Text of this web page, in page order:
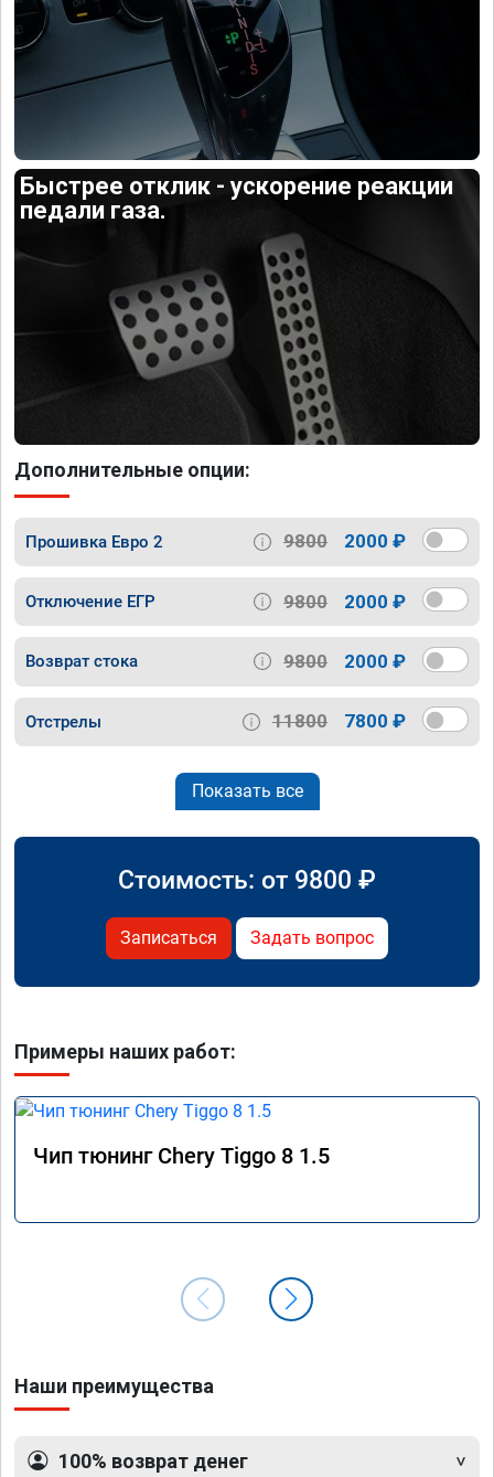
Быстрее отклик - ускорение реакции
педали газа.
Дополнительные опции:
Прошивка Евро 2 9800 2000 ₽
Отключение ЕГР 9800 2000 ₽
Возврат стока 9800 2000 ₽
Отстрелы 11800 7800 ₽
Показать все
Стоимость: от 9800 ₽
Записаться Задать вопрос
Примеры наших работ:
Чип тюнинг Chery Tiggo 8 1.5
Наши преимущества
100% возврат денег